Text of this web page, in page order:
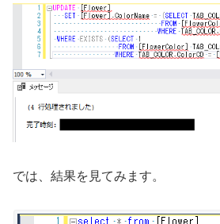
では、結果を見てみます。